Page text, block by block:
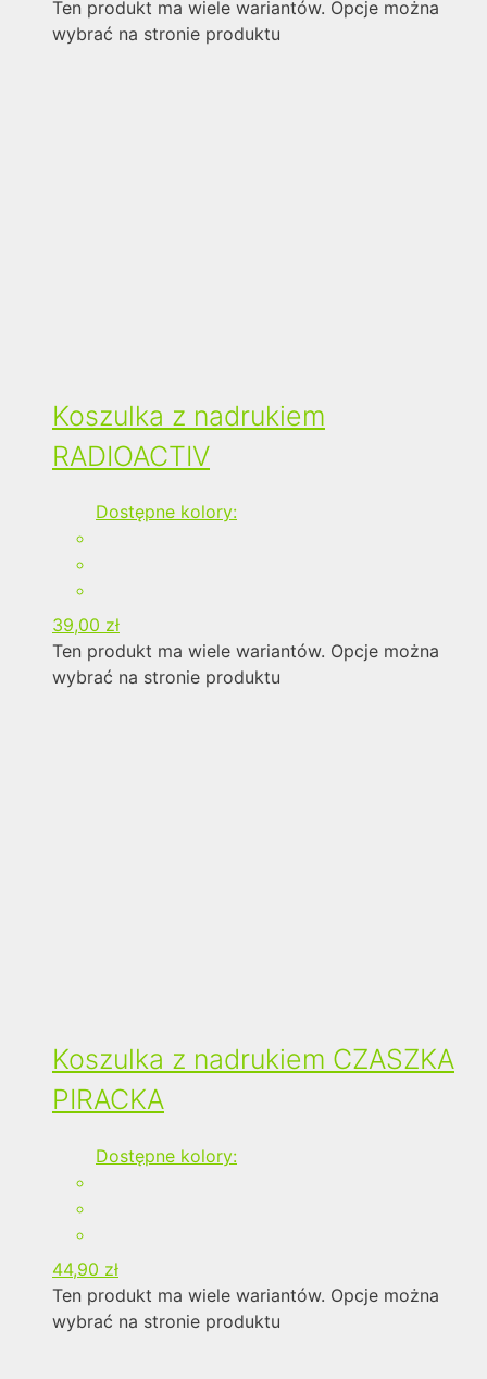
Ten produkt ma wiele wariantów. Opcje można
wybrać na stronie produktu
Koszulka z nadrukiem
RADIOACTIV
Dostępne kolory:
39,00 zł
Ten produkt ma wiele wariantów. Opcje można
wybrać na stronie produktu
Koszulka z nadrukiem CZASZKA
PIRACKA
Dostępne kolory:
44,90 zł
Ten produkt ma wiele wariantów. Opcje można
wybrać na stronie produktu